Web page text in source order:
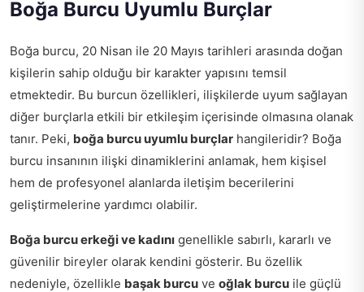
Boğa Burcu Uyumlu Burçlar
Boğa burcu, 20 Nisan ile 20 Mayıs tarihleri arasında doğan
kişilerin sahip olduğu bir karakter yapısını temsil
etmektedir. Bu burcun özellikleri, ilişkilerde uyum sağlayan
diğer burçlarla etkili bir etkileşim içerisinde olmasına olanak
tanır. Peki, boğa burcu uyumlu burçlar hangileridir? Boğa
burcu insanının ilişki dinamiklerini anlamak, hem kişisel
hem de profesyonel alanlarda iletişim becerilerini
geliştirmelerine yardımcı olabilir.
Boğa burcu erkeği ve kadını genellikle sabırlı, kararlı ve
güvenilir bireyler olarak kendini gösterir. Bu özellik
nedeniyle, özellikle başak burcu ve oğlak burcu ile güçlü